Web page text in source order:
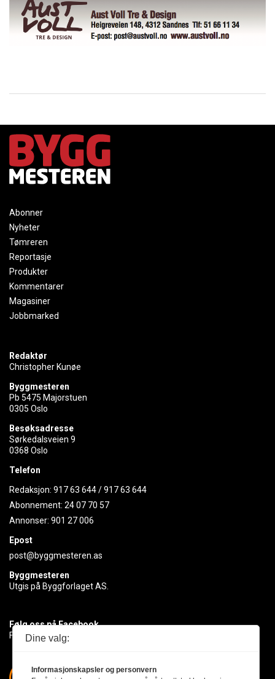
Abonner
Nyheter
Tømreren
Reportasje
Produkter
Kommentarer
Magasiner
Jobbmarked
Redaktør
Christopher Kunøe
Byggmesteren
Pb 5475 Majorstuen
0305 Oslo
Besøksadresse
Sørkedalsveien 9
0368 Oslo
Telefon
Redaksjon: 917 63 644/917 63 644
Abonnement: 24 07 70 57
Annonser: 901 27 006
Epost
post@byggmesteren.as
Byggmesteren
Utgis på Byggforlaget AS.
Følg oss på Facebook
Få med deg det siste innen byggebransjen
Dine valg:
Informasjonskapsler og personvern